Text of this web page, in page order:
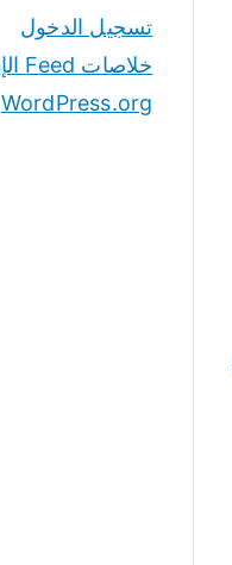
تسجيل الدخول
خلاصات Feed الإدخالات
WordPress.org